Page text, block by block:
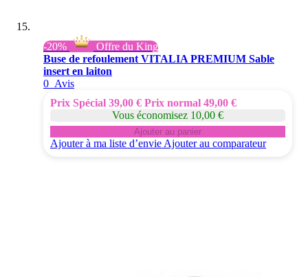
-20%
Offre du King
Buse de refoulement VITALIA PREMIUM Sable
insert en laiton
0 Avis
Prix Spécial 39,00 € Prix normal 49,00 €
Vous économisez 10,00 €
Ajouter au panier
Ajouter à ma liste d’envie Ajouter au comparateur